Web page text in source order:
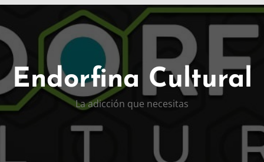
Endorfina Cultural
La adicción que necesitas